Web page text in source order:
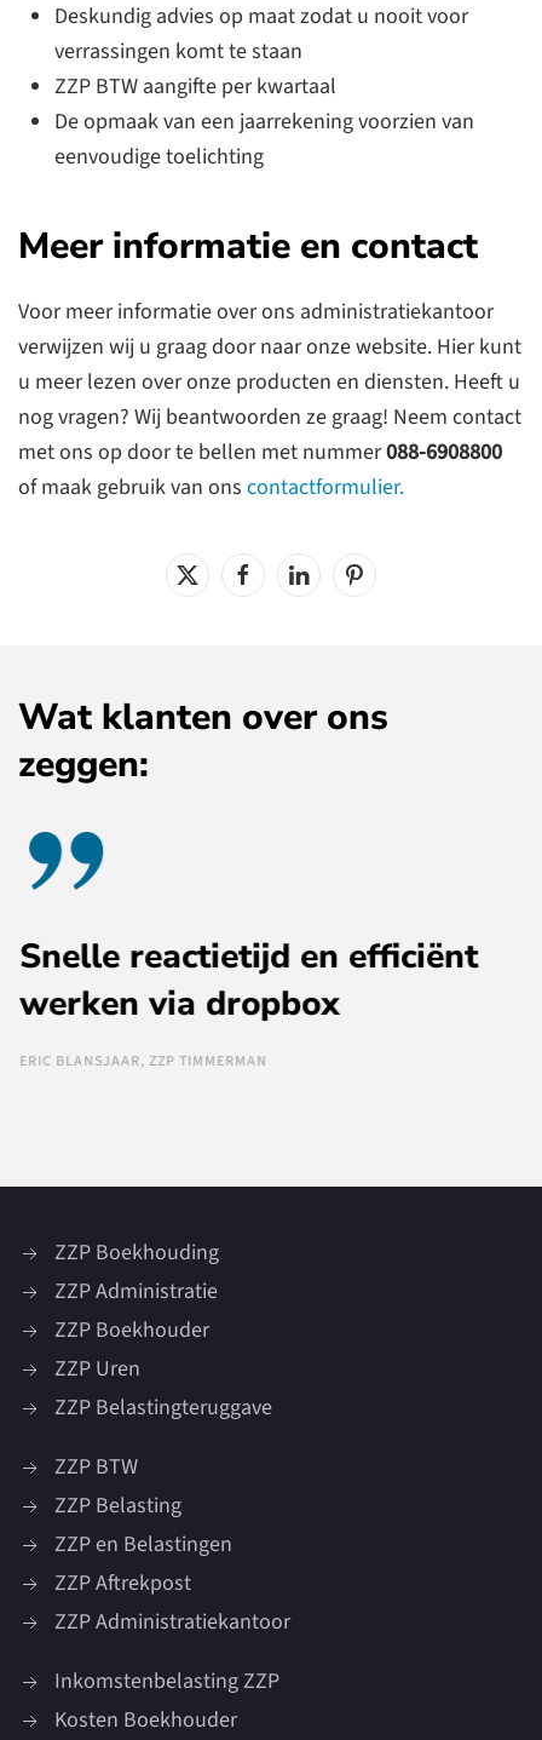
Deskundig advies op maat zodat u nooit voor
verrassingen komt te staan
ZZP BTW aangifte per kwartaal
De opmaak van een jaarrekening voorzien van
eenvoudige toelichting
Meer informatie en contact
Voor meer informatieover ons administratiekantoor
verwijzen wij u graag door naar onze website. Hier kunt
u meer lezen over onze producten en diensten. Heeft u
nog vragen? Wij beantwoorden ze graag! Neem contact
met ons op door te bellen met nummer088-6908800
of maak gebruik van ons contactformulier.
Wat klanten over ons
zeggen:
Snelle reactietijd en efficiënt
werken via dropbox
ERIC BLANSJAAR, ZZP TIMMERMAN
ZZP Boekhouding
ZZP Administratie
ZZP Boekhouder
ZZP Uren
ZZP Belastingteruggave
ZZP BTW
ZZP Belasting
ZZP en Belastingen
ZZP Aftrekpost
ZZP Administratiekantoor
Inkomstenbelasting ZZP
Kosten Boekhouder